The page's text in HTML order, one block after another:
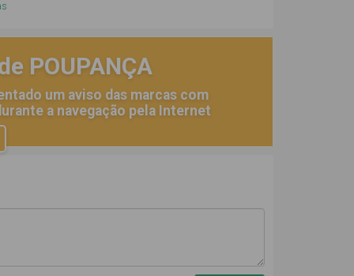
POUPANÇA
um aviso das marcas com
a navegação pela Internet